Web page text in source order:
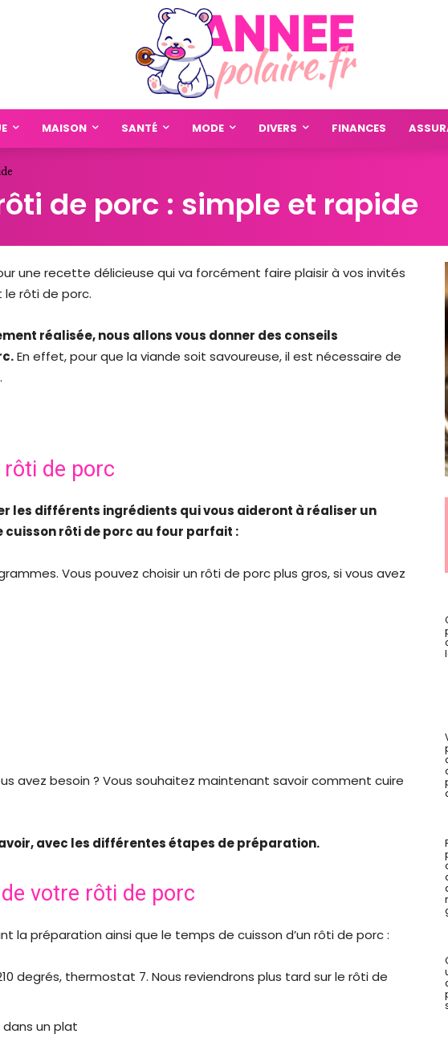
MAISON SANTÉ MODE DIVERS FINANCES
de porc : simple et rapide
une recette délicieuse qui va forcément faire plaisir à vos invités
le rôti de porc.
réalisée, nous allons vous donner des conseils
En effet, pour que la viande soit savoureuse, il est nécessaire de
de porc
les différents ingrédients qui vous aideront à réaliser un
cuisson rôti de porc au four parfait :
Vous pouvez choisir un rôti de porc plus gros, si vous avez
avez besoin ? Vous souhaitez maintenant savoir comment cuire
avec les différentes étapes de préparation.
votre rôti de porc
la préparation ainsi que le temps de cuisson d’un rôti de porc :
degrés, thermostat 7. Nous reviendrons plus tard sur le rôti de
un plat